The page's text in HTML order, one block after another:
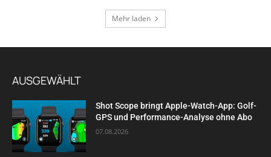
Mehr laden
AUSGEWÄHLT
Shot Scope bringt Apple-Watch-App: Golf-
GPS und Performance-Analyse ohne Abo
07.08.2026